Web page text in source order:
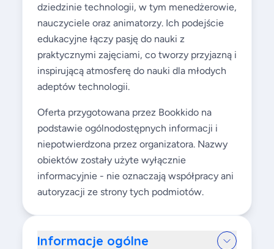
dziedzinie technologii, w tym menedżerowie,
nauczyciele oraz animatorzy. Ich podejście
edukacyjne łączy pasję do nauki z
praktycznymi zajęciami, co tworzy przyjazną i
inspirującą atmosferę do nauki dla młodych
adeptów technologii.
Oferta przygotowana przez Bookkido na
podstawie ogólnodostępnych informacji i
niepotwierdzona przez organizatora. Nazwy
obiektów zostały użyte wyłącznie
informacyjnie - nie oznaczają współpracy ani
autoryzacji ze strony tych podmiotów.
Informacje ogólne